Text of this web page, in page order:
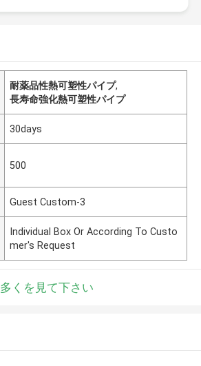
耐薬品性熱可塑性パイプ,
長寿命強化熱可塑性パイプ
30days
500
Guest Custom-3
Individual Box Or According To Custo
mer's Request
多くを見て下さい